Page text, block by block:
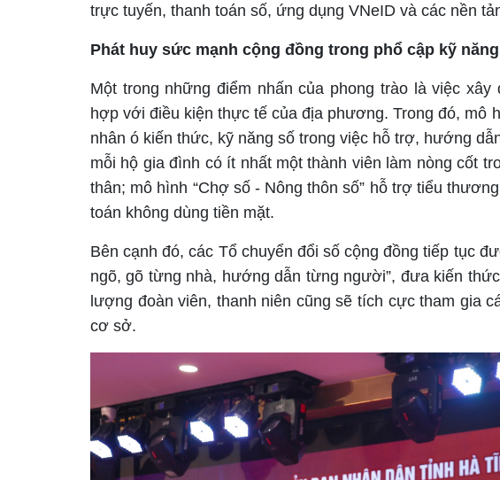
trực tuyến, thanh toán số, ứng dụng VNeID và các nền
Phát huy sức mạnh cộng đồng trong phổ cập kỹ
Một trong những điểm nhấn của phong trào là việc
hợp với điều kiện thực tế của địa phương. Trong đó, mô
nhân ó kiến thức, kỹ năng số trong việc hỗ trợ, hướng
mỗi hộ gia đình có ít nhất một thành viên làm nòng cốt
thân; mô hình “Chợ số - Nông thôn số” hỗ trợ tiểu
toán không dùng tiền mặt.
Bên cạnh đó, các Tổ chuyển đổi số cộng đồng tiếp tục
ngõ, gõ từng nhà, hướng dẫn từng người”, đưa kiến
lượng đoàn viên, thanh niên cũng sẽ tích cực tham gia
cơ sở.